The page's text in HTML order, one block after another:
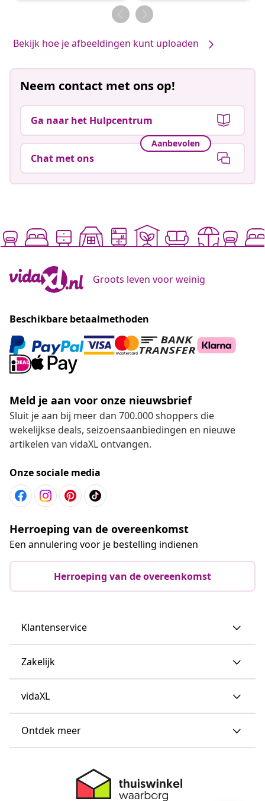
door
Bekijk hoe je afbeeldingen kunt uploaden
Neem contact met ons op!
Ga naar het Hulpcentrum
Aanbevolen
Chat met ons
Groots leven voor weinig
Beschikbare betaalmethoden
Meld je aan voor onze nieuwsbrief
Sluit je aan bij meer dan 700.000 shoppers die
wekelijkse deals, seizoensaanbiedingen en nieuwe
artikelen van vidaXL ontvangen.
Onze sociale media
Herroeping van de overeenkomst
Een annulering voor je bestelling indienen
Herroeping van de overeenkomst
Klantenservice
Zakelijk
vidaXL
Ontdek meer